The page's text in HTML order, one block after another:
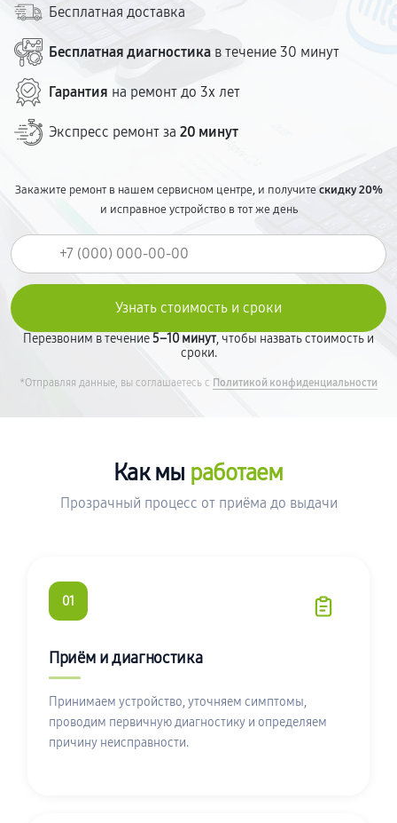
Бесплатная доставка
Бесплатная диагностика в течение 30 минут
Гарантия на ремонт до 3х лет
Экспресс ремонт за 20 минут
Закажите ремонт в нашем сервисном центре, и получитескидку 20%
и исправное устройство в тот же день
Перезвоним в течение5–10 минут, чтобы назвать стоимость и
сроки.
*Отправляя данные, вы соглашаетесь с Политикой конфиденциальности
Как мы работаем
Прозрачный процесс от приёма до выдачи
01
Приём и диагностика
Принимаем устройство, уточняем симптомы,
проводим первичную диагностику и определяем
причину неисправности.